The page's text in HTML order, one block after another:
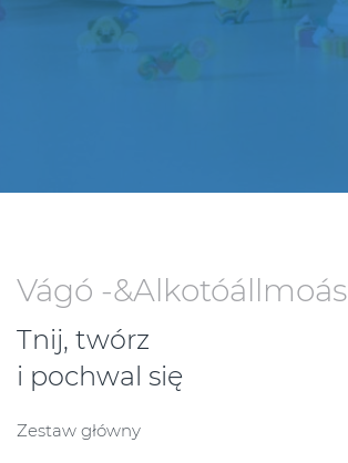
Vágó -&Alkotóállmoás
Tnij, twórz
i pochwal się
Zestaw główny